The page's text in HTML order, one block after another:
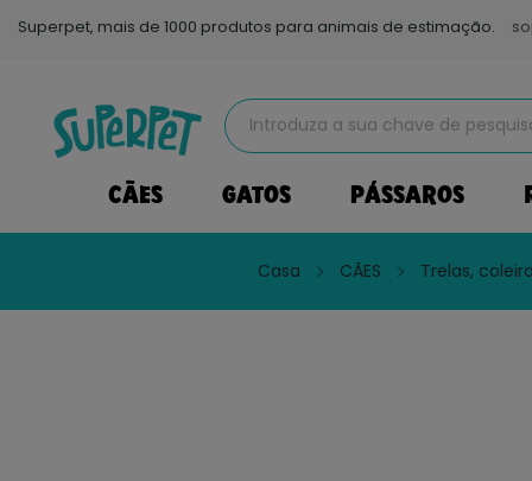
Superpet, mais de 1000 produtos para animais de estimação.
CÃES GATOS PÁSSAROS
Casa CÃES Trelas,